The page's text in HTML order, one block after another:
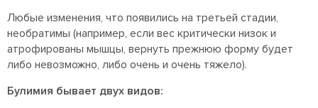
Любые изменения, что появились на третьей стадии,
необратимы (например, если вес критически низок и
атрофированы мышцы, вернуть прежнюю форму будет
либо невозможно, либо очень и очень тяжело).
Булимия бывает двух видов: